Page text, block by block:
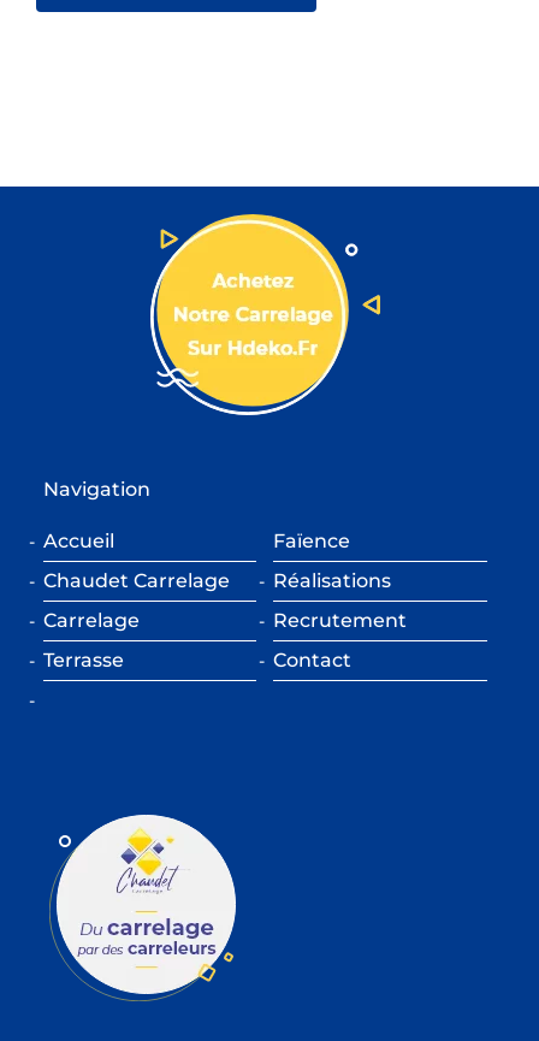
Navigation
Accueil
Chaudet Carrelage
Carrelage
Terrasse
Faïence
Réalisations
Recrutement
Contact